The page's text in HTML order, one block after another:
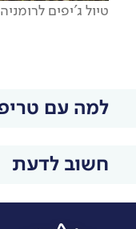
טיול ג'יפים
למה עם
חשוב לדעת